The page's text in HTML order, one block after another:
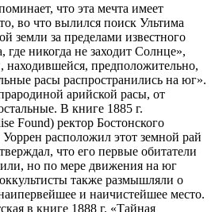
что эта мечта имеет
во что вылился поиск Ультима
земли за пределами известного
где никогда не заходит Солнце»,
находившейся, предположительно,
расы распространились на юг».
арийской расы, от
В книге 1885 г.
Found) ректор Бостонского
расположил этот земной рай
что его первые обитатели
но по мере движения на юг
также размышляли о
и наичистейшее место.
в книге 1888 г. «Тайная